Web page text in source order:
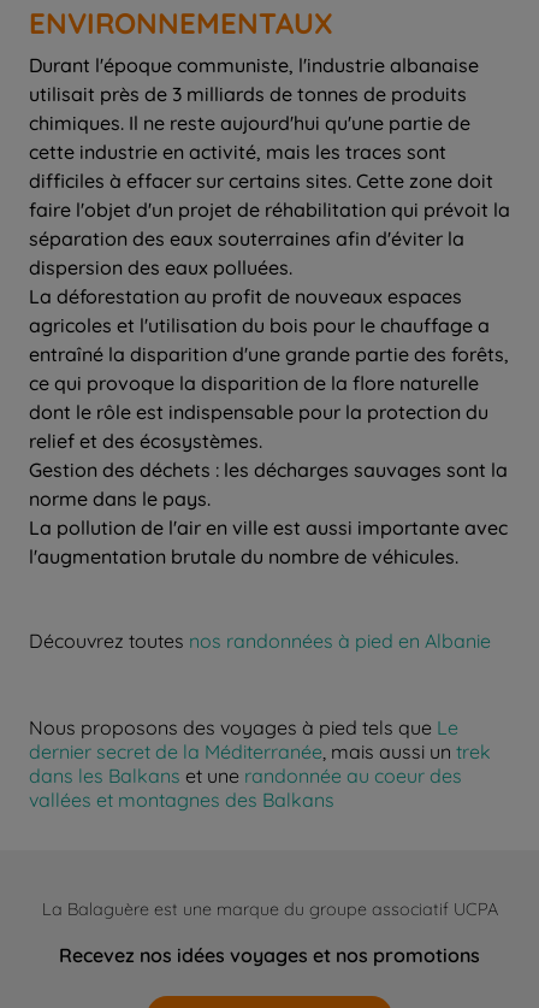
ENVIRONNEMENTAUX
Durant l'époque communiste, l'industrie albanaise
utilisait près de 3 milliards de tonnes de produits
chimiques. Il ne reste aujourd'hui qu'une partie de
cette industrie en activité, mais les traces sont
difficiles à effacer sur certains sites. Cette zone doit
faire l'objet d'un projet de réhabilitation qui prévoit la
séparation des eaux souterraines afin d'éviter la
dispersion des eaux polluées.
La déforestation au profit de nouveaux espaces
agricoles et l'utilisation du bois pour le chauffage a
entraîné la disparition d'une grande partie des forêts,
ce qui provoque la disparition de la flore naturelle
dont le rôle est indispensable pour la protection du
relief et des écosystèmes.
Gestion des déchets : les décharges sauvages sont la
norme dans le pays.
La pollution de l'air en ville est aussi importante avec
l'augmentation brutale du nombre de véhicules.
Découvrez toutes nos randonnées à pied en Albanie
Nous proposons des voyages à pied tels que Le
dernier secret de la Méditerranée , mais aussi un trek
dans les Balkans et une randonnée au coeur des
vallées et montagnes des Balkans
La Balaguère est une marque du groupe associatif UCPA
Recevez nos idées voyages et nos promotions